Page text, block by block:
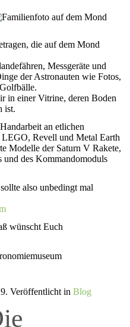
die auf dem Mond
Messgeräte und
der Astronauten wie Fotos,
in einer Vitrine, deren Boden
ist.
an etlichen
LEGO, Revell und Metal Earth
Modelle der Saturn V Rakete,
und des Kommandomoduls
also unbedingt mal
wünscht Euch
. Veröffentlicht in Blog